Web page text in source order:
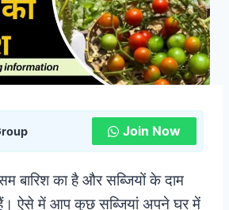
Join Now
बारिश का है और सब्जियों के दाम
ऐसे में आप कुछ सब्जियां अपने घर में